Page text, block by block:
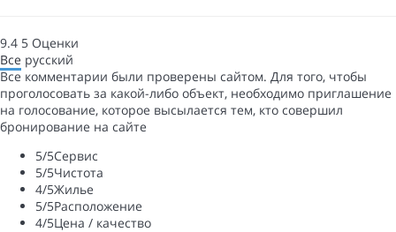
9.4 5 Оценки
Все русский
Все комментарии были проверены сайтом. Для того, чтобы
проголосовать за какой-либо объект, необходимо приглашение
на голосование, которое высылается тем, кто совершил
бронирование на сайте
5/5Сервис
5/5Чистота
4/5Жилье
5/5Расположение
4/5Цена / качество